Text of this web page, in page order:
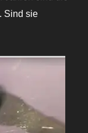
Sind sie